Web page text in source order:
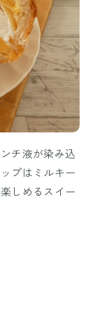
チ液が染み込
プはミルキー
しめるスイー